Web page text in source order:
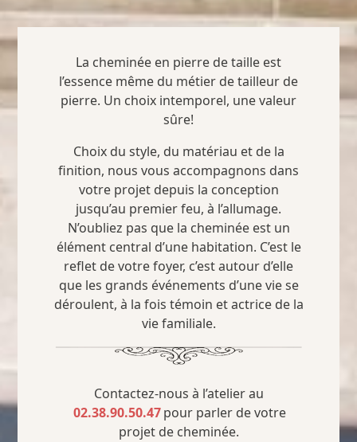
La cheminée en pierre de taille est
l’essence même du métier de tailleur de
pierre. Un choix intemporel, une valeur
sûre!
Choix du style, du matériau et de la
finition, nous vous accompagnons dans
votre projet depuis la conception
jusqu’au premier feu, à l’allumage.
N’oubliez pas que la cheminée est un
élément central d’une habitation. C’est le
reflet de votre foyer, c’est autour d’elle
que les grands événements d’une vie se
déroulent, à la fois témoin et actrice de la
vie familiale.
Contactez-nous à l’atelier au
02.38.90.50.47pour parler de votre
projet de cheminée.